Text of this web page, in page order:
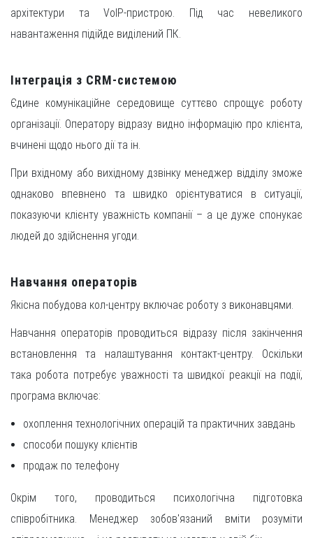
архітектури та VoIP-пристрою. Під час невеликого
навантаження підійде виділений ПК.
Інтеграція з CRM-системою
Єдине комунікаційне середовище суттєво спрощує роботу
організації. Оператору відразу видно інформацію про клієнта,
вчинені щодо нього дії та ін.
При вхідному або вихідному дзвінку менеджер відділу зможе
однаково впевнено та швидко орієнтуватися в ситуації,
показуючи клієнту уважність компанії – а це дуже спонукає
людей до здійснення угоди.
Навчання операторів
Якісна побудова кол-центру включає роботу з виконавцями.
Навчання операторів проводиться відразу після закінчення
встановлення та налаштування контакт-центру. Оскільки
така робота потребує уважності та швидкої реакції на події,
програма включає:
охоплення технологічних операцій та практичних завдань
способи пошуку клієнтів
продаж по телефону
Окрім того, проводиться психологічна підготовка
співробітника. Менеджер зобов'язаний вміти розуміти